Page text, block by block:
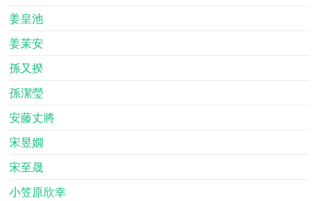
姜皇池
姜茉安
孫又揆
孫潔瑩
安藤丈將
宋昱嫺
宋至晟
小笠原欣幸